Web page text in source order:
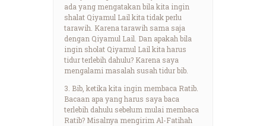
ada yang mengatakan bila kita ingin
shalat Qiyamul Lail kita tidak perlu
tarawih. Karena tarawih sama saja
dengan Qiyamul Lail. Dan apakah bila
ingin sholat Qiyamul Lail kita harus
tidur terlebih dahulu? Karena saya
mengalami masalah susah tidur bib.
3. Bib, ketika kita ingin membaca Ratib.
Bacaan apa yang harus saya baca
terlebih dahulu sebelum mulai membaca
Ratib? Misalnya mengirim Al-Fatihah